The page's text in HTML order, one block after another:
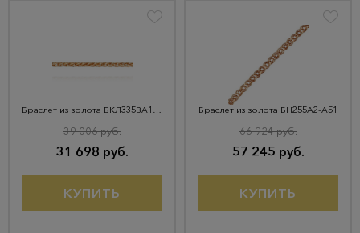
Браслет из золота БКЛ335ВА1П-А51
31 698 руб.
39 006 руб.
КУПИТЬ
Браслет из золота БН255А2-А51
57 245 руб.
66 924 руб.
КУПИТЬ